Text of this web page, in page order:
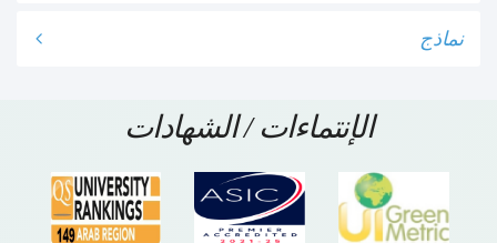
نماذج
الإنتماءات / الشهادات